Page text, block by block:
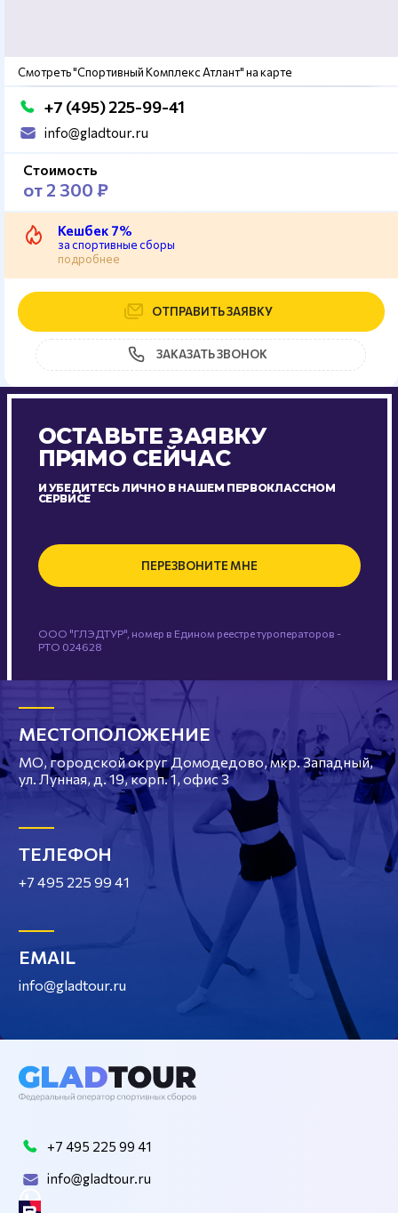
Смотреть "Спортивный Комплекс Атлант" на карте
+7 (495) 225-99-41
info@gladtour.ru
Стоимость
от 2 300 ₽
Кешбек 7%
за спортивные сборы
подробнее
ОТПРАВИТЬ ЗАЯВКУ
ЗАКАЗАТЬ ЗВОНОК
ОСТАВЬТЕ ЗАЯВКУ
ПРЯМО СЕЙЧАС
И УБЕДИТЕСЬ ЛИЧНО В НАШЕМ ПЕРВОКЛАССНОМ
СЕРВИСЕ
ПЕРЕЗВОНИТЕ МНЕ
ООО "ГЛЭДТУР", номер в Едином реестре туроператоров -
РТО 024628
МЕСТОПОЛОЖЕНИЕ
МО, городской округ Домодедово, мкр. Западный,
ул. Лунная, д. 19, корп. 1, офис 3
ТЕЛЕФОН
+7 495 225 99 41
EMAIL
info@gladtour.ru
+7 495 225 99 41
info@gladtour.ru